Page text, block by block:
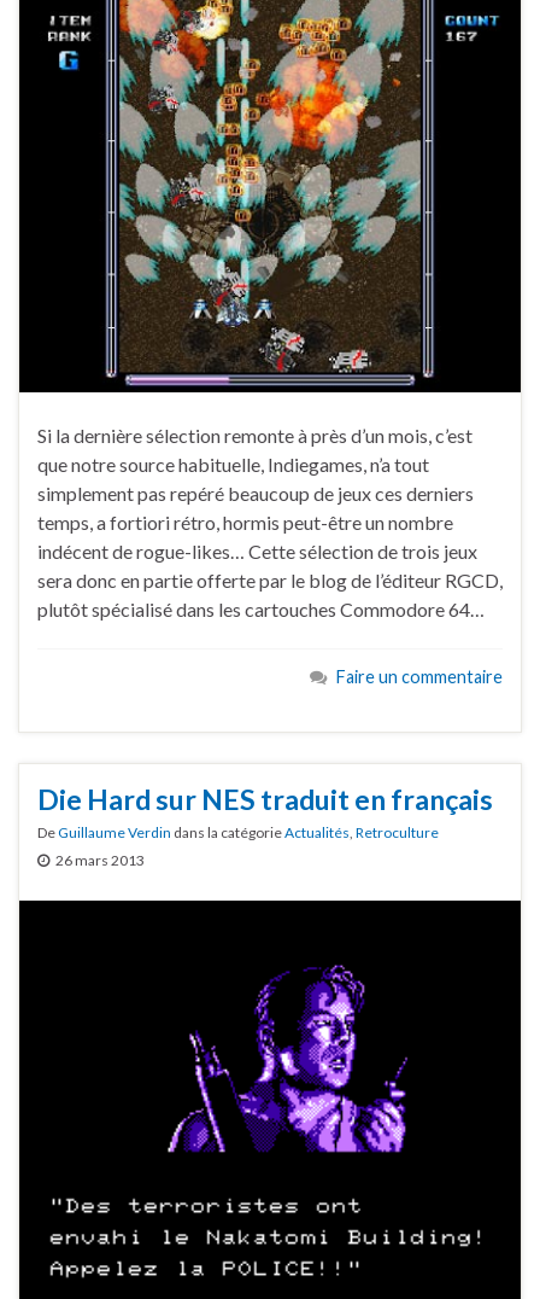
Si la dernière sélection remonte à près d’un mois, c’est
que notre source habituelle, Indiegames, n’a tout
simplement pas repéré beaucoup de jeux ces derniers
temps, a fortiori rétro, hormis peut-être un nombre
indécent de rogue-likes… Cette sélection de trois jeux
sera donc en partie offerte par le blog de l’éditeur RGCD,
plutôt spécialisé dans les cartouches Commodore 64…
Faire un commentaire
Die Hard sur NES traduit en français
DeGuillaume Verdin dans la catégorieActualités Retroculture
26 mars 2013